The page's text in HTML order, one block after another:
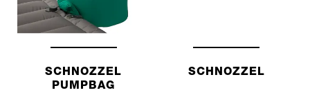
SCHNOZZEL
PUMPBAG
SCHNOZZEL